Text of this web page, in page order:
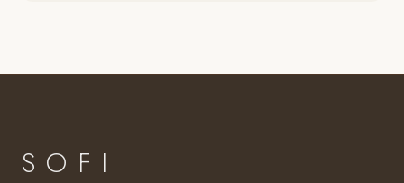
SOFI